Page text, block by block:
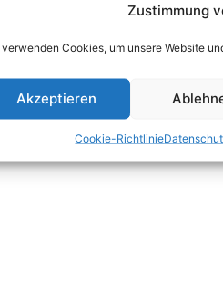
Zustimmung
verwenden Cookies, um unsere Website
Akzeptieren
Cookie-Richtlinie